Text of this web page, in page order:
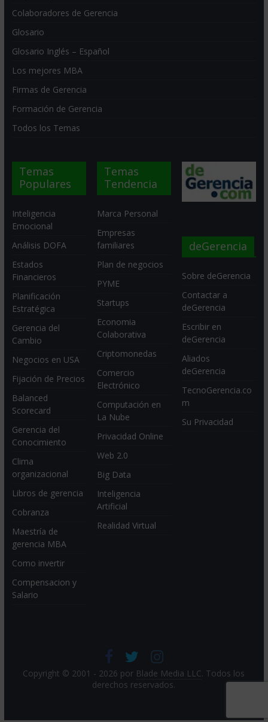
Colaboradores de Gerencia
Glosario
Glosario Inglés – Español
Los mejores MBA
Firmas de Gerencia
Formación de Gerencia
Todos los Temas
Temas
Populares
Inteligencia
Emocional
Análisis DOFA
Estados
Financieros
Planificación
Estratégica
Gerencia del
Cambio
Negocios en USA
Fijación de Precios
Balanced
Scorecard
Gerencia del
Conocimiento
Clima
organizacional
Libros de gerencia
Cobranza
Maestría de
gerencia MBA
Como invertir
Compensacion y
Salario
Temas
Tendencia
Marca Personal
Empresas
familiares
Plan de negocios
PYME
Startups
Economia
Colaborativa
Criptomonedas
Comercio
Electrónico
Computación en
La Nube
Privacidad Online
Web 2.0
Big Data
Inteligencia
Artificial
Realidad Virtual
deGerencia
Sobre deGerencia
Contactar a
deGerencia
Escribir en
deGerencia
Aliados
deGerencia
TecnoGerencia.co
m
Su Privacidad
Copyright © 2001 - 2026 por Blade Media LLC. Todos los
derechos reservados.